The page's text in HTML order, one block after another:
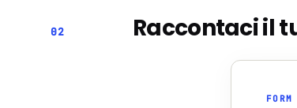
02 Raccontaci il